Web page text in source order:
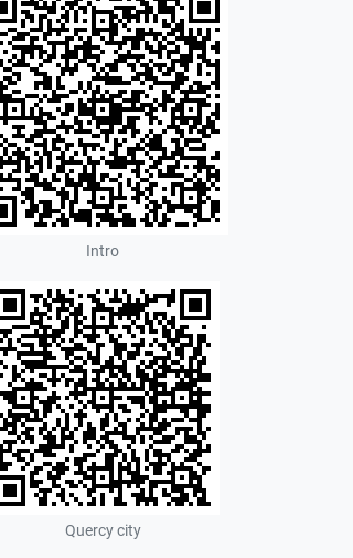
Intro
Quercy city